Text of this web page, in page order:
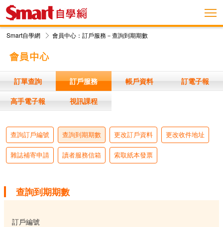
Smart自學網 會員中心：訂戶服務－查詢到期期數
訂單查詢 訂戶服務 帳戶資料
訂電子報
高手電子報
視訊課程
查詢訂戶編號 查詢到期期數 更改訂戶資料 更改收件地址
雜誌補寄申請 讀者服務信箱 索取紙本發票
查詢到期期數
訂戶編號